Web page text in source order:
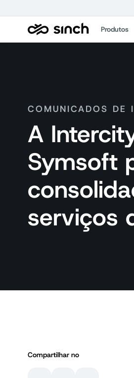
Produtos
COMUNICADOS DE
A
Symsoft
serviços
Compartilhar no